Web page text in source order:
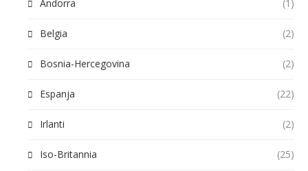
Andorra (1)
Belgia (2)
Bosnia-Hercegovina (2)
Espanja (22)
Irlanti (2)
Iso-Britannia (25)